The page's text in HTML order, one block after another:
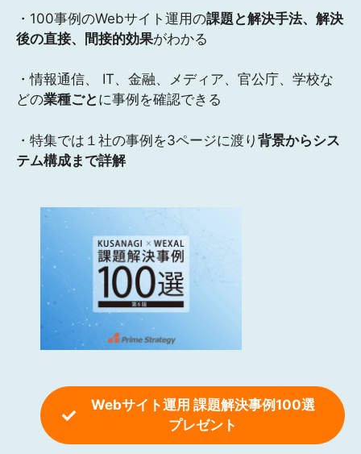
・100事例のWebサイト運用の課題と解決手法、解決
後の直接、間接的効果がわかる
・情報通信、 IT、金融、メディア、官公庁、学校な
どの業種ごと に事例を確認できる
・特集では１社の事例を3ページに渡り 背景からシス
テム構成まで詳解
Webサイト運用 課題解決事例100選
プレゼント